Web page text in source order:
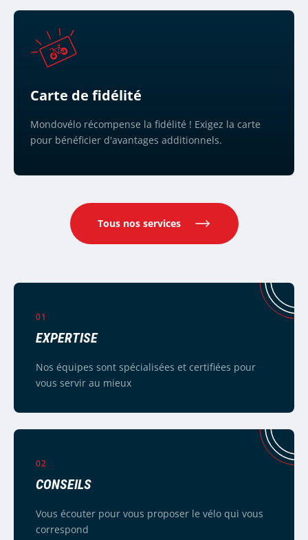
Carte de fidélité
Mondovélo récompense la fidélité ! Exigez la carte
pour bénéficier d'avantages additionnels.
Tous nos services
01
EXPERTISE
Nos équipes sont spécialisées et certifiées pour
vous servir au mieux
02
CONSEILS
Vous écouter pour vous proposer le vélo qui vous
correspond